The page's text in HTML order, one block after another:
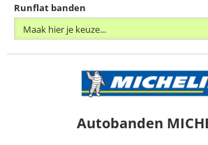
Runflat banden
Autobanden